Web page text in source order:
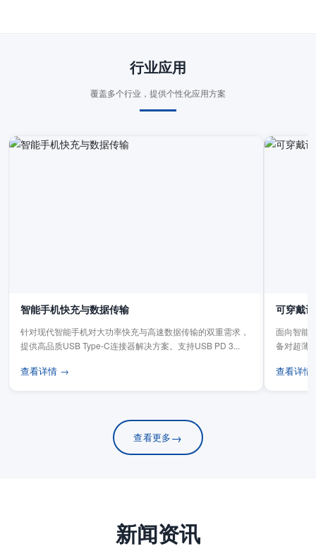
行业应用
覆盖多个行业，提供个性化应用方案
智能手机快充与数据传输
针对现代智能手机对大功率快充与高速数据传输的双重需求，
提供高品质USB Type-C连接器解决方案。支持USB PD 3...
查看详情 →
可穿戴
面向智能
备对超薄
查看详
查看更多→
新闻资讯